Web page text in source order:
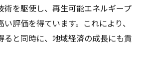
ジア太平洋地域の経済連携
を活かしたプラント工事の成功
ギーの需要拡大とプラント工事
術を駆使し、再生可能エネルギープ
評価を得ています。これにより、
ると同時に、地域経済の成長にも貢